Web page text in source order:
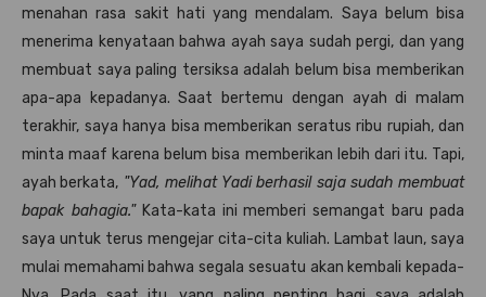
menahan rasa sakit hati yang mendalam. Saya belum bisa
menerima kenyataan bahwa ayah saya sudah pergi, dan yang
membuat saya paling tersiksa adalah belum bisa memberikan
apa-apa kepadanya. Saat bertemu dengan ayah di malam
terakhir, saya hanya bisa memberikan seratus ribu rupiah, dan
minta maaf karena belum bisa memberikan lebih dari itu. Tapi,
ayah berkata, "Yad, melihat Yadi berhasil saja sudah membuat
bapak bahagia."Kata-kata ini memberi semangat baru pada
saya untuk terus mengejar cita-cita kuliah. Lambat laun, saya
mulai memahami bahwa segala sesuatu akan kembali kepada-